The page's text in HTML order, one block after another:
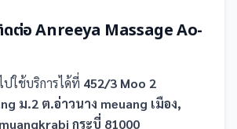
ดต่อAnreeya Massage Ao-
ปใช้บริการได้ที่ 452/3 Moo 2
ม.2 ต.อ่าวนาง meuang เมือง,
กระบี่ 81000